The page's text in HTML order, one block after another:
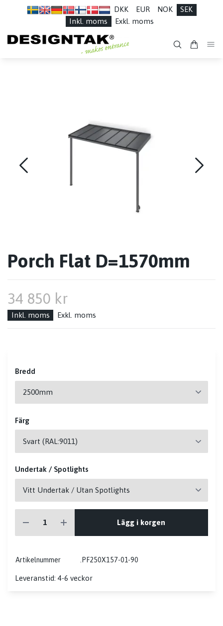
DKK EUR NOK
SEK
Inkl. moms
Exkl. moms
Porch Flat D=1570mm
34 850 kr
Inkl. moms Exkl. moms
Bredd
Färg
Undertak / Spotlights
Lägg i korgen
Artikelnummer .PF250X157-01-90
Leveranstid: 4-6 veckor